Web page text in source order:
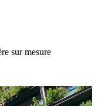
sur mesure